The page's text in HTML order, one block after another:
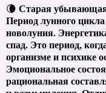
🌘 Старая
Период лунного
новолуния.
спад. Это период,
организме и психике
Эмоциональное
рациональная